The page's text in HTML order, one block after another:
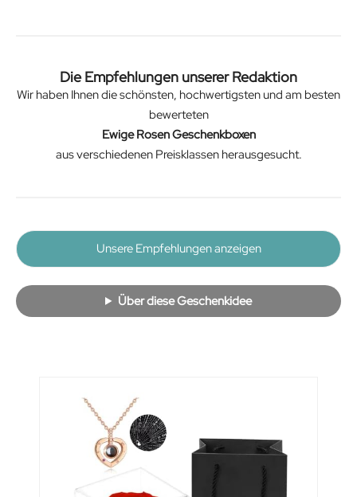
Die Empfehlungen unserer Redaktion
Wir haben Ihnen die schönsten, hochwertigsten und am besten
bewerteten
Ewige Rosen Geschenkboxen
aus verschiedenen Preisklassen herausgesucht.
Unsere Empfehlungen anzeigen
Über diese Geschenkidee